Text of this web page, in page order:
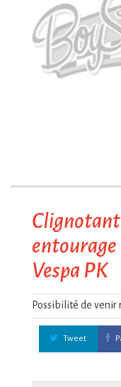
Vespa PK
Possibilité de venir
Tweet